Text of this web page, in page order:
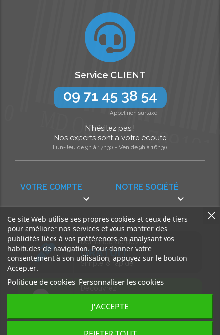
NOTRE SOCIÉTÉ

VOTRE COMPTE

Service CLIENT
09 71 45 38 54
Appel non surtaxé
N’hésitez pas !
Nos experts sont à votre écoute
Lun-Jeu de 9h à 17h30 - Ven de 9h à 16h30
Demande de devis
GRATUIT
Simple & rapide
Découvrez
Accédez à nos articles
Ce site Web utilise ses propres cookies et ceux de tiers
pour améliorer nos services et vous montrer des
publicités liées à vos préférences en analysant vos
habitudes de navigation. Pour donner votre
consentement à son utilisation, appuyez sur le bouton
Accepter.
Politique de cookies Personnaliser les cookies
J'ACCEPTE